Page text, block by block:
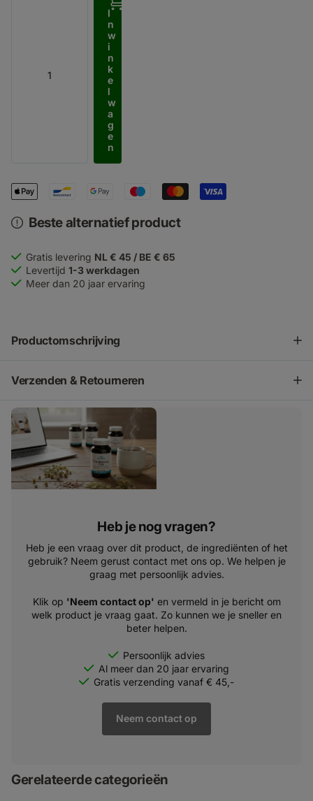
I
n
w
i
n
k
e
l
w
a
g
e
n
Beste alternatief product
Gratis levering NL € 45 / BE € 65
Levertijd 1-3 werkdagen
Meer dan 20 jaar ervaring
Productomschrijving
Verzenden & Retourneren
Heb je nog vragen?
Heb je een vraag over dit product, de ingrediënten of het
gebruik? Neem gerust contact met ons op. We helpen je
graag met persoonlijk advies.
Klik op 'Neem contact op' en vermeld in je bericht om
welk product je vraag gaat. Zo kunnen we je sneller en
beter helpen.
Persoonlijk advies
Al meer dan 20 jaar ervaring
Gratis verzending vanaf € 45,-
Neem contact op
Gerelateerde categorieën